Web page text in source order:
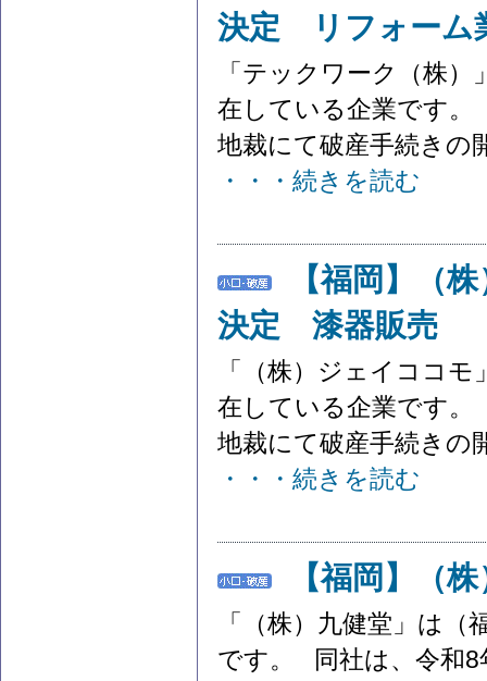
決定 リフォーム
「テックワーク（株
在している企業です。
地裁にて破産手続きの
・・・続きを読む
【福岡】（
決定 漆器販売
「（株）ジェイココ
在している企業です。
地裁にて破産手続きの
・・・続きを読む
【福岡】（
「（株）九健堂」は
です。 同社は、令和8